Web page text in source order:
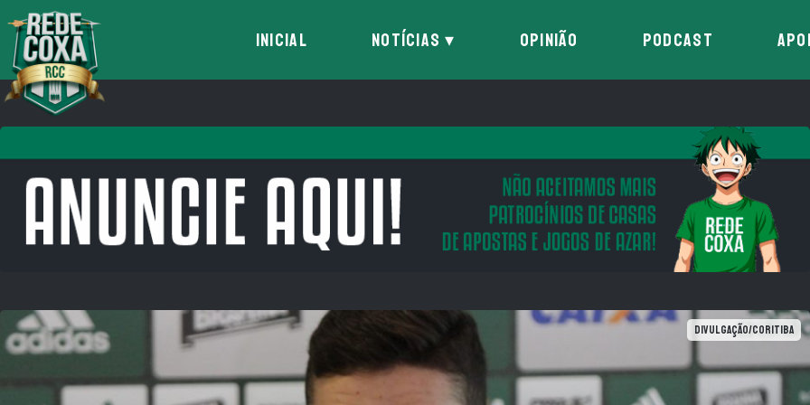
INICIAL NOTÍCIAS OPINIÃO PODCAST
Divulgação/Coritiba